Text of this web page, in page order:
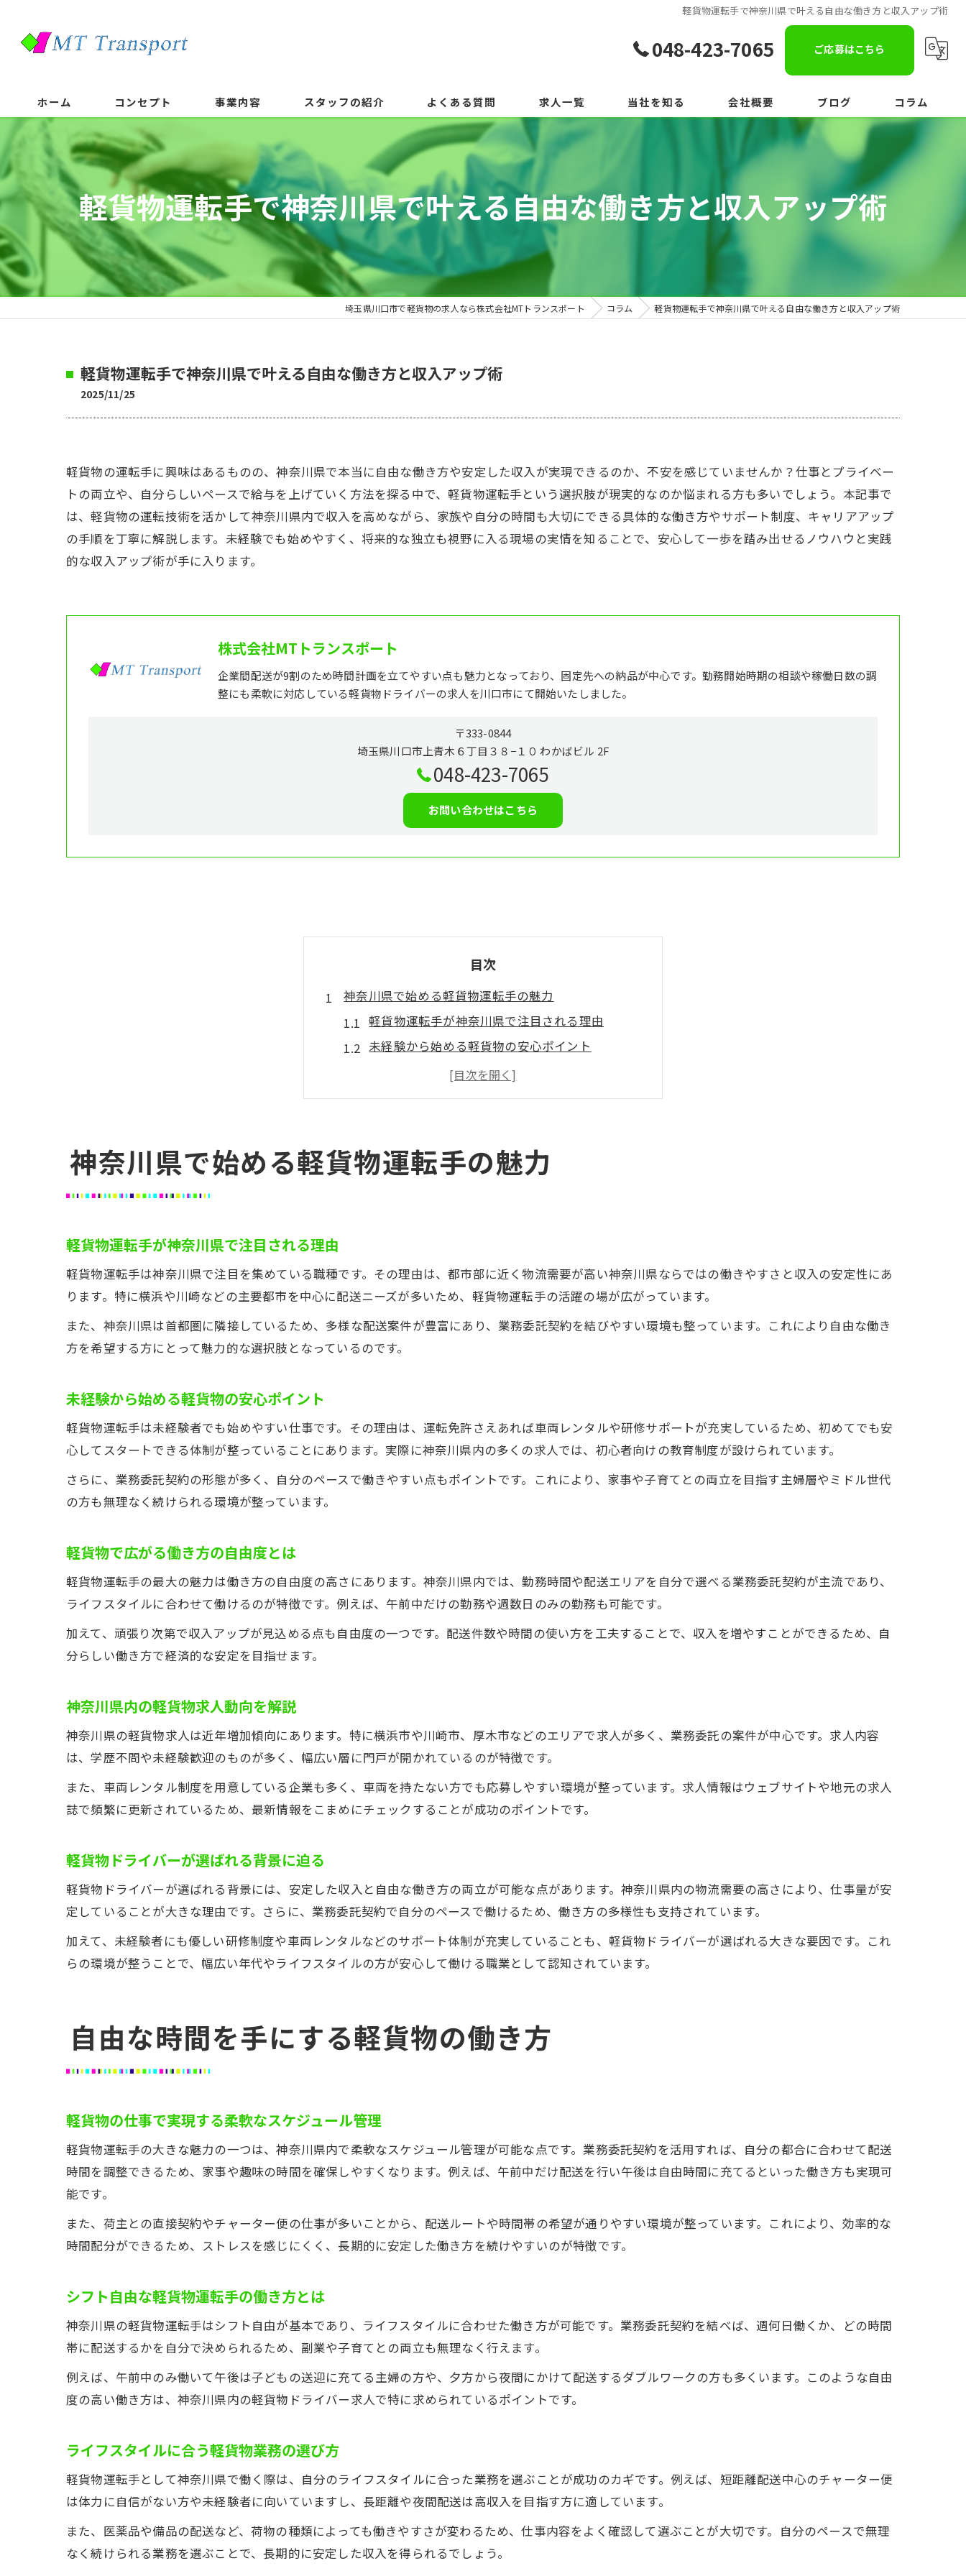
軽貨物運転手で神奈川県で叶える自由な働き方と収入アップ術
048-423-7065 ご応募はこちら
ホーム コンセプト 事業内容 スタッフの紹介 よくある質問 求人一覧 当社を知る 会社概要 ブログ コラム
軽貨物運転手で神奈川県で叶える自由な働き方と収入アップ術
埼玉県川口市で軽貨物の求人なら株式会社MTトランスポート コラム 軽貨物運転手で神奈川県で叶える自由な働き方と収入アップ術
軽貨物運転手で神奈川県で叶える自由な働き方と収入アップ術
2025/11/25
軽貨物の運転手に興味はあるものの、神奈川県で本当に自由な働き方や安定した収入が実現できるのか、不安を感じていませんか？仕事とプライベー
トの両立や、自分らしいペースで給与を上げていく方法を探る中で、軽貨物運転手という選択肢が現実的なのか悩まれる方も多いでしょう。本記事で
は、軽貨物の運転技術を活かして神奈川県内で収入を高めながら、家族や自分の時間も大切にできる具体的な働き方やサポート制度、キャリアアップ
の手順を丁寧に解説します。未経験でも始めやすく、将来的な独立も視野に入る現場の実情を知ることで、安心して一歩を踏み出せるノウハウと実践
的な収入アップ術が手に入ります。
株式会社MTトランスポート
企業間配送が9割のため時間計画を立てやすい点も魅力となっており、固定先への納品が中心です。勤務開始時期の相談や稼働日数の調
整にも柔軟に対応している軽貨物ドライバーの求人を川口市にて開始いたしました。
〒333-0844
埼玉県川口市上青木６丁目３８−１０ わかばビル 2F
048-423-7065
お問い合わせはこちら
目次
神奈川県で始める軽貨物運転手の魅力
軽貨物運転手が神奈川県で注目される理由
未経験から始める軽貨物の安心ポイント
軽貨物で広がる働き方の自由度とは
神奈川県内の軽貨物求人動向を解説
自由な時間を手にする軽貨物の働き方
軽貨物の仕事で実現する柔軟なスケジュール管理
軽貨物で家族や趣味を大切にする方法
安定収入を叶える軽貨物ドライバーへの道
軽貨物ドライバーで安定収入を得る仕組み
軽貨物運転手の手取りと収入アップの工夫
未経験でも稼げる軽貨物ドライバーの実例
未経験から活躍する軽貨物運転手の秘訣
未経験者が軽貨物運転手で成功するポイント
軽貨物未経験者向けの仕事選びのコツ
業務委託で広がる軽貨物の新しい選択肢
軽貨物ドライバー業務委託のメリットと注意点
軽貨物で実現するワークライフバランス術
軽貨物の働き方改革で家族時間を確保
神奈川県で始める軽貨物運転手の魅力
軽貨物運転手が神奈川県で注目される理由
軽貨物運転手は神奈川県で注目を集めている職種です。その理由は、都市部に近く物流需要が高い神奈川県ならではの働きやすさと収入の安定性にあ
ります。特に横浜や川崎などの主要都市を中心に配送ニーズが多いため、軽貨物運転手の活躍の場が広がっています。
また、神奈川県は首都圏に隣接しているため、多様な配送案件が豊富にあり、業務委託契約を結びやすい環境も整っています。これにより自由な働き
方を希望する方にとって魅力的な選択肢となっているのです。
未経験から始める軽貨物の安心ポイント
軽貨物運転手は未経験者でも始めやすい仕事です。その理由は、運転免許さえあれば車両レンタルや研修サポートが充実しているため、初めてでも安
心してスタートできる体制が整っていることにあります。実際に神奈川県内の多くの求人では、初心者向けの教育制度が設けられています。
さらに、業務委託契約の形態が多く、自分のペースで働きやすい点もポイントです。これにより、家事や子育てとの両立を目指す主婦層やミドル世代
の方も無理なく続けられる環境が整っています。
軽貨物で広がる働き方の自由度とは
軽貨物運転手の最大の魅力は働き方の自由度の高さにあります。神奈川県内では、勤務時間や配送エリアを自分で選べる業務委託契約が主流であり、
ライフスタイルに合わせて働けるのが特徴です。例えば、午前中だけの勤務や週数日のみの勤務も可能です。
加えて、頑張り次第で収入アップが見込める点も自由度の一つです。配送件数や時間の使い方を工夫することで、収入を増やすことができるため、自
分らしい働き方で経済的な安定を目指せます。
神奈川県内の軽貨物求人動向を解説
神奈川県の軽貨物求人は近年増加傾向にあります。特に横浜市や川崎市、厚木市などのエリアで求人が多く、業務委託の案件が中心です。求人内容
は、学歴不問や未経験歓迎のものが多く、幅広い層に門戸が開かれているのが特徴です。
また、車両レンタル制度を用意している企業も多く、車両を持たない方でも応募しやすい環境が整っています。求人情報はウェブサイトや地元の求人
誌で頻繁に更新されているため、最新情報をこまめにチェックすることが成功のポイントです。
軽貨物ドライバーが選ばれる背景に迫る
軽貨物ドライバーが選ばれる背景には、安定した収入と自由な働き方の両立が可能な点があります。神奈川県内の物流需要の高さにより、仕事量が安
定していることが大きな理由です。さらに、業務委託契約で自分のペースで働けるため、働き方の多様性も支持されています。
加えて、未経験者にも優しい研修制度や車両レンタルなどのサポート体制が充実していることも、軽貨物ドライバーが選ばれる大きな要因です。これ
らの環境が整うことで、幅広い年代やライフスタイルの方が安心して働ける職業として認知されています。
自由な時間を手にする軽貨物の働き方
軽貨物の仕事で実現する柔軟なスケジュール管理
軽貨物運転手の大きな魅力の一つは、神奈川県内で柔軟なスケジュール管理が可能な点です。業務委託契約を活用すれば、自分の都合に合わせて配送
時間を調整できるため、家事や趣味の時間を確保しやすくなります。例えば、午前中だけ配送を行い午後は自由時間に充てるといった働き方も実現可
能です。
また、荷主との直接契約やチャーター便の仕事が多いことから、配送ルートや時間帯の希望が通りやすい環境が整っています。これにより、効率的な
時間配分ができるため、ストレスを感じにくく、長期的に安定した働き方を続けやすいのが特徴です。
シフト自由な軽貨物運転手の働き方とは
神奈川県の軽貨物運転手はシフト自由が基本であり、ライフスタイルに合わせた働き方が可能です。業務委託契約を結べば、週何日働くか、どの時間
帯に配送するかを自分で決められるため、副業や子育てとの両立も無理なく行えます。
例えば、午前中のみ働いて午後は子どもの送迎に充てる主婦の方や、夕方から夜間にかけて配送するダブルワークの方も多くいます。このような自由
度の高い働き方は、神奈川県内の軽貨物ドライバー求人で特に求められているポイントです。
ライフスタイルに合う軽貨物業務の選び方
軽貨物運転手として神奈川県で働く際は、自分のライフスタイルに合った業務を選ぶことが成功のカギです。例えば、短距離配送中心のチャーター便
は体力に自信がない方や未経験者に向いていますし、長距離や夜間配送は高収入を目指す方に適しています。
また、医薬品や備品の配送など、荷物の種類によっても働きやすさが変わるため、仕事内容をよく確認して選ぶことが大切です。自分のペースで無理
なく続けられる業務を選ぶことで、長期的に安定した収入を得られるでしょう。
お問い合わせはこちら
お問い合わせはこちら